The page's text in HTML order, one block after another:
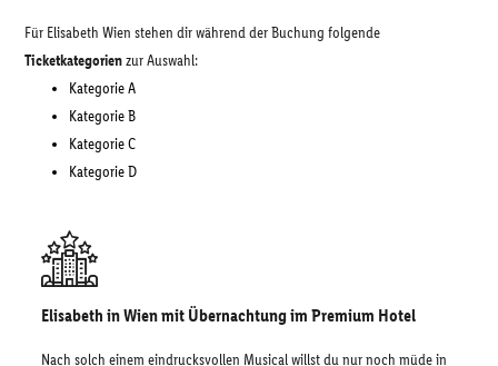
Für Elisabeth Wien stehen dir während der Buchung folgende
Ticketkategorienzur Auswahl:
Kategorie A
Kategorie B
Kategorie C
Kategorie D
Elisabeth in Wien mit Übernachtung im Premium Hotel
Nach solch einem eindrucksvollen Musical willst du nur noch müde in